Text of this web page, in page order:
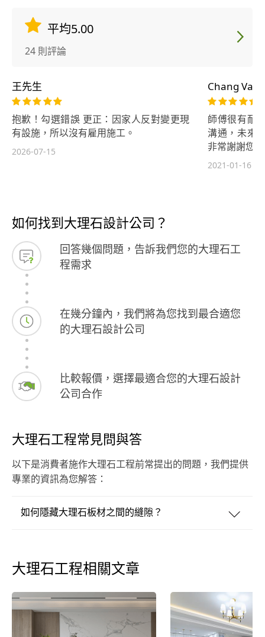
平均5.00
24 則評論
王先生
抱歉！勾選錯誤 更正：因家人反對變更現
有設施，所以沒有雇用施工。
2026-07-15
Chang
師傅很有耐
溝通，未來
非常謝謝您！
2021-01-16
如何找到大理石設計公司？
回答幾個問題，告訴我們您的大理石工
程需求
在幾分鐘內，我們將為您找到最合適您
的大理石設計公司
比較報價，選擇最適合您的大理石設計
公司合作
大理石工程常見問與答
以下是消費者施作大理石工程前常提出的問題，我們提供
專業的資訊為您解答：
如何隱藏大理石板材之間的縫隙？
大理石工程相關文章